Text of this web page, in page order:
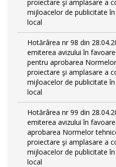
proiectare şi amplasare a
mijloacelor de publicitate
local
Hotărârea nr 98 din
emiterea avizului în
pentru aprobarea
proiectare şi amplasare a
mijloacelor de publicitate
local
Hotărârea nr 99 din
emiterea avizului în
aprobarea Normelor
proiectare şi amplasare a
mijloacelor de publicitate
local